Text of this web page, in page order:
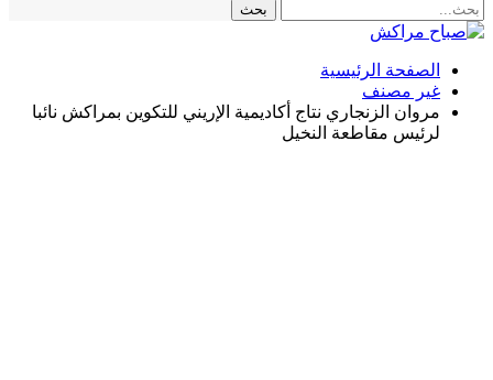
الصفحة الرئيسية
غير مصنف
مروان الزنجاري نتاج أكاديمية الإريني للتكوين بمراكش نائبا
لرئيس مقاطعة النخيل